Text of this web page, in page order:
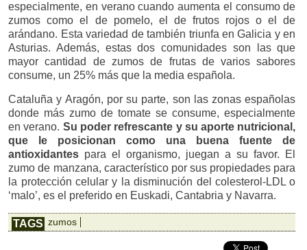
especialmente, en verano cuando aumenta el consumo de
zumos como el de pomelo, el de frutos rojos o el de
arándano. Esta variedad de también triunfa en Galicia y en
Asturias. Además, estas dos comunidades son las que
mayor cantidad de zumos de frutas de varios sabores
consume, un 25% más que la media española.
Cataluña y Aragón, por su parte, son las zonas españolas
donde más zumo de tomate se consume, especialmente
en verano. Su poder refrescante y su aporte nutricional,
que le posicionan como una buena fuente de
antioxidantes para el organismo, juegan a su favor. El
zumo de manzana, característico por sus propiedades para
la protección celular y la disminución del colesterol-LDL o
‘malo’, es el preferido en Euskadi, Cantabria y Navarra.
TAGS zumos